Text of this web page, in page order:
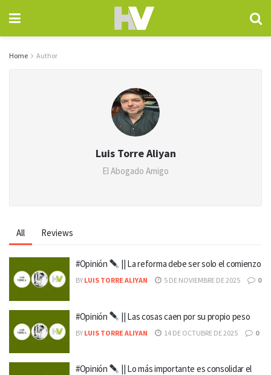
Home Author
Luis Torre Aliyan
El Abogado Amigo
All Reviews
#Opinión || La reforma debe ser solo el comienzo
BY LUIS TORRE ALIYAN 5 DE NOVIEMBRE DE 2025 0
#Opinión || Las cosas caen por su propio peso
BY LUIS TORRE ALIYAN 14 DE OCTUBRE DE 2025 0
#Opinión
|| Lo más importante es consolidar el